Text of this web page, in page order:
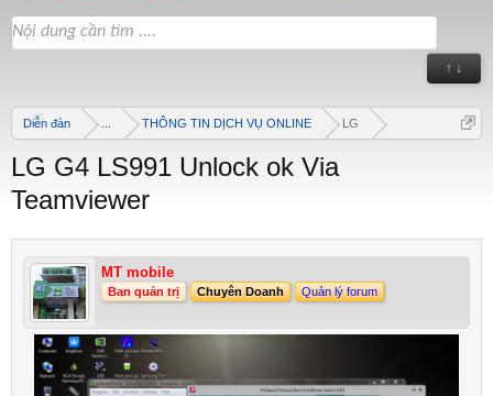
↑ ↓
Diễn đàn THÔNG TIN DỊCH VỤ ONLINE LG
LG G4 LS991 Unlock ok Via
Teamviewer
MT mobile
Ban quản trị Chuyên Doanh Quản lý forum